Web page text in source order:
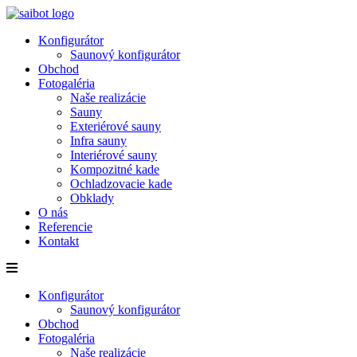
Preskočiť
obsah
Konfigurátor
Saunový konfigurátor
Obchod
Fotogaléria
Naše realizácie
Sauny
Exteriérové sauny
Infra sauny
Interiérové sauny
Kompozitné kade
Ochladzovacie kade
Obklady
O nás
Referencie
Kontakt
Konfigurátor
Saunový konfigurátor
Obchod
Fotogaléria
Naše realizácie